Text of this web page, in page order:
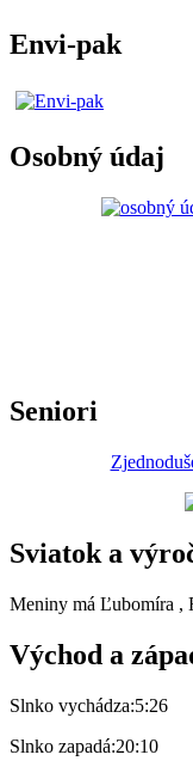
Envi-pak
Osobný údaj
Seniori
Sviatok a
Meniny má Ľubomíra ,
Východ a
Slnko vychádza:5:26
Slnko zapadá:20:10